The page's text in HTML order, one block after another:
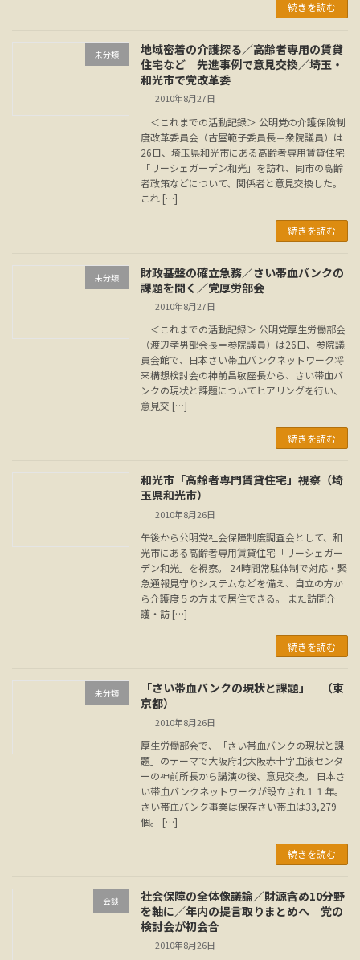
続きを読む
未分類
地域密着の介護探る／高齢者専用の賃貸
住宅など 先進事例で意見交換／埼玉・
和光市で党改革委
2010年8月27日
＜これまでの活動記録＞ 公明党の介護保険制
度改革委員会（古屋範子委員長＝衆院議員）は
26日、埼玉県和光市にある高齢者専用賃貸住宅
「リーシェガーデン和光」を訪れ、同市の高齢
者政策などについて、関係者と意見交換した。
これ […]
続きを読む
未分類
財政基盤の確立急務／さい帯血バンクの
課題を聞く／党厚労部会
2010年8月27日
＜これまでの活動記録＞ 公明党厚生労働部会
（渡辺孝男部会長＝参院議員）は26日、参院議
員会館で、日本さい帯血バンクネットワーク将
来構想検討会の神前昌敏座長から、さい帯血バ
ンクの現状と課題についてヒアリングを行い、
意見交 […]
続きを読む
和光市「高齢者専門賃貸住宅」視察（埼
玉県和光市）
2010年8月26日
午後から公明党社会保障制度調査会として、和
光市にある高齢者専用賃貸住宅「リーシェガー
デン和光」を視察。 24時間常駐体制で対応・緊
急通報見守りシステムなどを備え、自立の方か
ら介護度５の方まで居住できる。 また訪問介
護・訪 […]
続きを読む
未分類
「さい帯血バンクの現状と課題」 （東
京都）
2010年8月26日
厚生労働部会で、「さい帯血バンクの現状と課
題」のテーマで大阪府北大阪赤十字血液センタ
ーの神前所長から講演の後、意見交換。 日本さ
い帯血バンクネットワークが設立され１１年。
さい帯血バンク事業は保存さい帯血は33,279
個。 […]
続きを読む
会談
社会保障の全体像議論／財源含め10分野
を軸に／年内の提言取りまとめへ 党の
検討会が初会合
2010年8月26日